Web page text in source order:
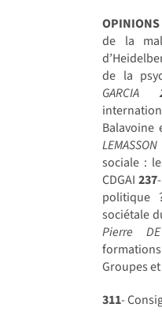
de la
de la
GARCIA
LEMASSON
sociale :
CDGAI 237
sociétale
Pierre DE
Groupes
311-